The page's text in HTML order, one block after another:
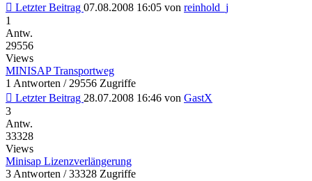
Letzter Beitrag 07.08.2008 16:05 von reinhold_j
1
Antw.
29556
Views
MINISAP Transportweg
1 Antworten / 29556 Zugriffe
Letzter Beitrag 28.07.2008 16:46 von GastX
3
Antw.
33328
Views
Minisap Lizenzverlängerung
3 Antworten / 33328 Zugriffe